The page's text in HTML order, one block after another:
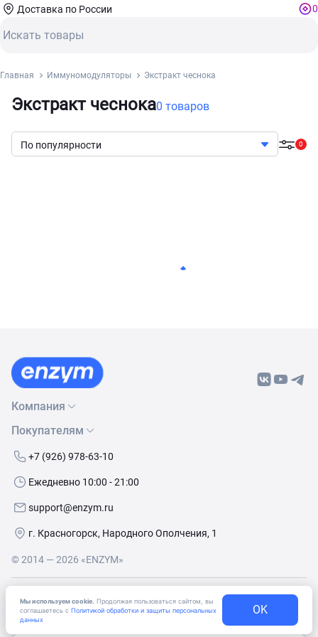
Мы используем cookie. Продолжая пользоваться сайтом, вы
соглашаетесь с Политикой обработки и защиты персональных
данных
OK
Доставка по России 0
Главная Иммуномодуляторы Экстракт чеснока
Экстракт чеснока0 товаров
По популярности 0
Компания
О нас
Бренды
Покупателям
Как сделать заказ
Условия доставки
+7 (926) 978-63-10
Ежедневно 10:00 - 21:00
support@enzym.ru
г. Красногорск, Народного Ополчения, 1
© 2014 — 2026 «ENZYM»
на получение рекламно-информационных
материалов